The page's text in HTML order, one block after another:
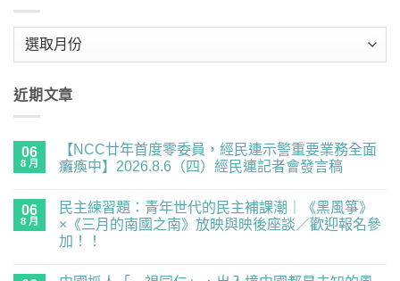
近期文章
06
8 月
【NCC廿年首度零委員，經民連示警重要業務全面
癱瘓中】2026.8.6（四）經民連記者會發言稿
廿
首
度
員，
留
言
06
8 月
民主練習題：青年世代的民主補課潮｜《黑風箏》
×《三月的南國之南》放映與映後座談／歡迎報名參
加！！